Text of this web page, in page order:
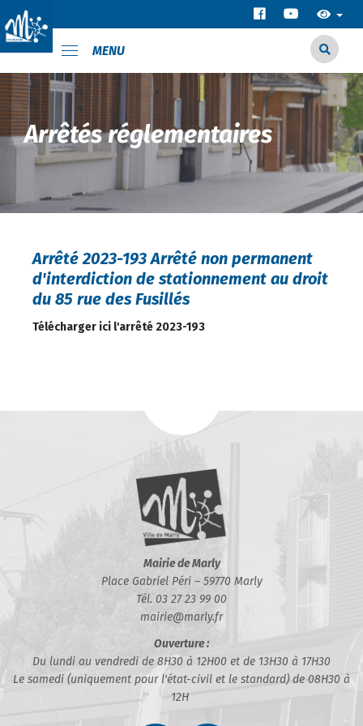
MENU
Arrêtés réglementaires
Arrêté 2023-193 Arrêté non permanent
d'interdiction de stationnement au droit
du 85 rue des Fusillés
Télécharger ici l'arrêté 2023-193
Mairie de Marly
Place Gabriel Péri – 59770 Marly
Tél. 03 27 23 99 00
mairie@marly.fr
Ouverture :
Du lundi au vendredi de 8H30 à 12H00 et de 13H30 à 17H30
Le samedi (uniquement pour l'état-civil et le standard) de 08H30 à
12H